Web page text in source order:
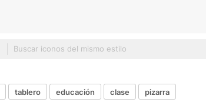
tablero educación clase pizarra